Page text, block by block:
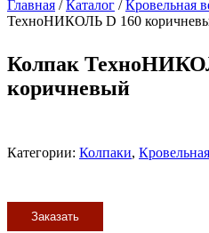
Главная /Каталог /Кровельная
ТехноНИКОЛЬ D 160
Колпак
коричневый
Категории: Колпаки,
Заказать